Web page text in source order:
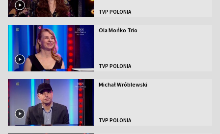
TVP POLONIA
Ola Mońko Trio
TVP POLONIA
Michał Wróblewski
TVP POLONIA